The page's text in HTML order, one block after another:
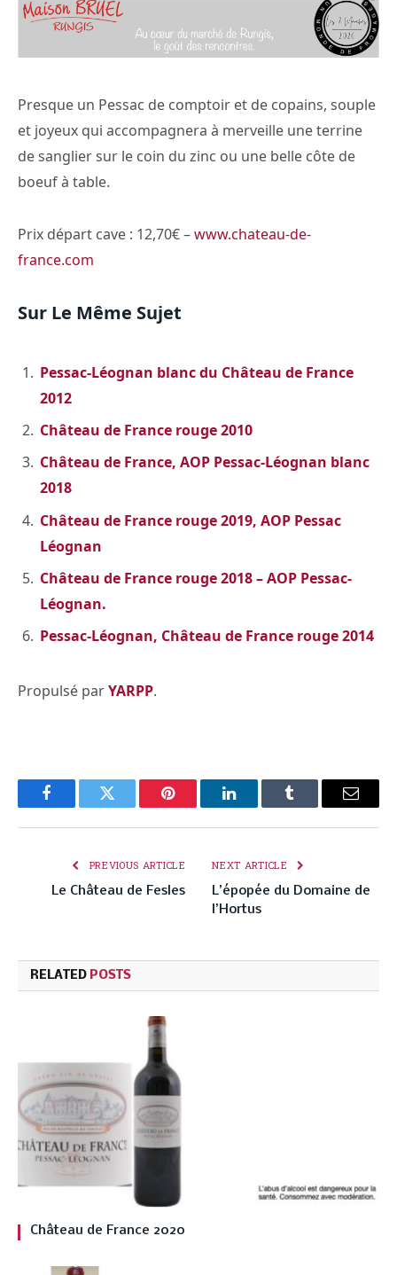
Presque un Pessac de comptoir et de copains, souple
et joyeux qui accompagnera à merveille une terrine
de sanglier sur le coin du zinc ou une belle côte de
boeuf à table.
Prix départ cave : 12,70€ –www.chateau-de-
france.com
Sur Le Même Sujet
Pessac-Léognan blanc du Château de France
2012
Château de France rouge 2010
Château de France, AOP Pessac-Léognan blanc
2018
Château de France rouge 2019, AOP Pessac
Léognan
Château de France rouge 2018 – AOP Pessac-
Léognan.
Pessac-Léognan, Château de France rouge 2014
Propulsé parYARPP.
FacebookTwitter Pinterest LinkedInTumblr Email
PREVIOUS ARTICLE
Le Château de Fesles
NEXT ARTICLE
L’épopée du Domaine de
l’Hortus
RELATED POSTS
Château de France 2020